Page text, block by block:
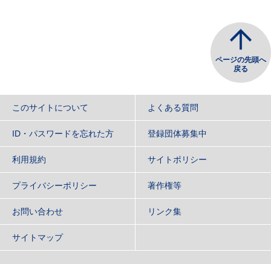
ページの先頭へ
戻る
このサイトについて よくある質問
ID・パスワードを忘れた方 登録団体募集中
利用規約 サイトポリシー
プライバシーポリシー 著作権等
お問い合わせ リンク集
サイトマップ